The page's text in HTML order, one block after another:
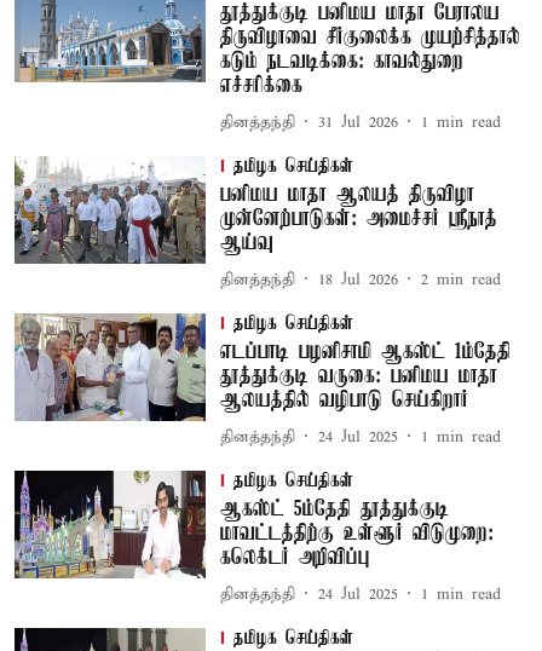
தூத்துக்குடி பனிமய மாதா பேராலய
திருவிழாவை சீர்குலைக்க முயற்சித்தால்
கடும் நடவடிக்கை: காவல்துறை
எச்சரிக்கை
தினத்தந்தி 31 Jul 2026 1 min read
தமிழக செய்திகள்
பனிமய மாதா ஆலயத் திருவிழா
முன்னேற்பாடுகள்: அமைச்சர் ஸ்ரீநாத்
ஆய்வு
தினத்தந்தி 18 Jul 2026 2 min read
தமிழக செய்திகள்
எடப்பாடி பழனிசாமி ஆகஸ்ட் 1ம்தேதி
தூத்துக்குடி வருகை: பனிமய மாதா
ஆலயத்தில் வழிபாடு செய்கிறார்
தினத்தந்தி 24 Jul 2025 1 min read
தமிழக செய்திகள்
ஆகஸ்ட் 5ம்தேதி தூத்துக்குடி
மாவட்டத்திற்கு உள்ளூர் விடுமுறை:
கலெக்டர் அறிவிப்பு
தினத்தந்தி 24 Jul 2025 1 min read
தமிழக செய்திகள்